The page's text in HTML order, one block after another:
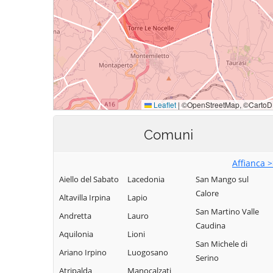
Comuni
Affianca
Aiello del Sabato
Altavilla Irpina
Andretta
Aquilonia
Ariano Irpino
Atripalda
Lacedonia
Lapio
Lauro
Lioni
Luogosano
Manocalzati
San Mango sul
Calore
San Martino Valle
Caudina
San Michele di
Serino